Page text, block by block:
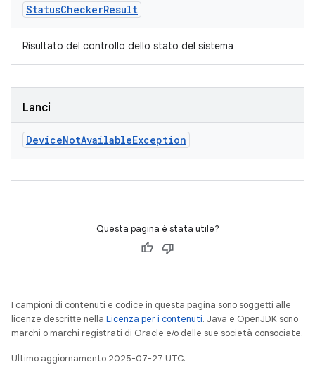
StatusCheckerResult
Risultato del controllo dello stato del sistema
Lanci
DeviceNotAvailableException
Questa pagina è stata utile?
I campioni di contenuti e codice in questa pagina sono soggetti alle
licenze descritte nella Licenza per i contenuti. Java e OpenJDK sono
marchi o marchi registrati di Oracle e/o delle sue società consociate.
Ultimo aggiornamento 2025-07-27 UTC.